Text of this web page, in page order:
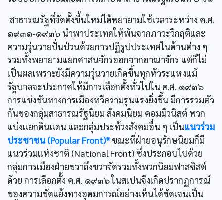
สาธารณรัฐที่จัดตั้งขึ้นใหม่ได้พยายามใช้เวลาระหว่าง ค.ศ.
๑๙๓๑-๑๙๓๖ นำพาประเทศให้พ้นจากภาวะวิกฤติและ
ความวุ่นวายปั่นป่วนด้วยการปฏิรูปประเทศในด้านต่าง ๆ
รวมทั้งพยายามแยกศาสนจักรออกจากอาณาจักร แต่ก็ไม่
เป็นผลเพราะยังมีความวุ่นวายเกิดขึ้นทุกหัวระแหงแม้
รัฐบาลจะประกาศให้มีการเลือกตั้งทั่วไปใน ค.ศ. ๑๙๓๖
การแข่งขันทางการเมืองทวีความรุนแรงยิ่งขึ้น มีการรวมตัว
กันของกลุ่มสาธารณรัฐนิยม สังคมนิยม คอมมิวนิสต์ พวก
แบ่งแยกดินแดน และกลุ่มประท้วงสังคมอื่น ๆ เป็นแนวร่วม
ประชาชน (Popular Front)* ขณะที่ฝ่ายอนุรักษนิยมก็มี
แนวร่วมแห่งชาติ (National Front) ซึ่งประกอบไปด้วย
กลุ่มการเมืองฝ่ายขวาถึงขวาจัดรวมทั้งพวกนิยมฟาสซิสต์
ด้วย การเลือกตั้ง ค.ศ. ๑๙๓๖ ในสเปนจึงเกิดปรากฏการณ์
ของความขัดแย้งทางอุดมการณ์อย่างเห็นได้ชัดเจนเป็น